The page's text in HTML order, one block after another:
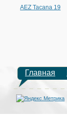
AEZ Tacana 19
Главная